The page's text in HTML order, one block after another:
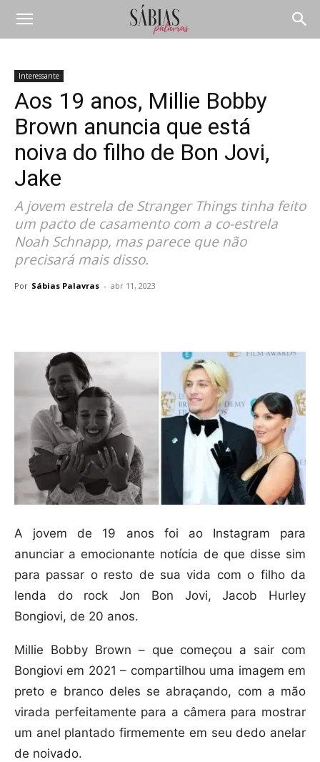
Interessante
Aos 19 anos, Millie Bobby
Brown anuncia que está
noiva do filho de Bon Jovi,
Jake
A jovem estrela de Stranger Things tinha feito
um pacto de casamento com a co-estrela
Noah Schnapp, mas parece que não
precisará mais disso.
Por Sábias Palavras - abr 11, 2023
A jovem de 19 anos foi ao Instagram para
anunciar a emocionante notícia de que disse sim
para passar o resto de sua vida com o filho da
lenda do rock Jon Bon Jovi, Jacob Hurley
Bongiovi, de 20 anos.
Millie Bobby Brown – que começou a sair com
Bongiovi em 2021 – compartilhou uma imagem em
preto e branco deles se abraçando, com a mão
virada perfeitamente para a câmera para mostrar
um anel plantado firmemente em seu dedo anelar
de noivado.